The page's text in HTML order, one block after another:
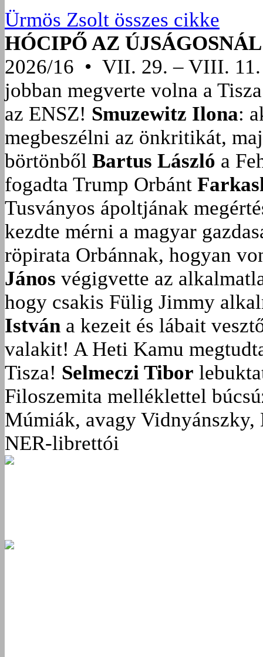
Ürmös Zsolt összes cikke
HÓCIPŐ AZ ÚJSÁGOSNÁL
2026/16 • VII. 29. – VIII. 11.
jobban megverte volna a
az ENSZ! Smuzewitz Ilona:
megbeszélni az önkritikát,
börtönből Bartus László a
fogadta Trump Orbánt
Tusványos ápoltjának
kezdte mérni a magyar
röpirata Orbánnak, hogyan
János végigvette az
hogy csakis Fülig Jimmy
István a kezeit és lábait
valakit! A Heti Kamu
Tisza! Selmeczi Tibor
Filoszemita melléklettel
Múmiák, avagy Vidnyánszky,
NER-librettói